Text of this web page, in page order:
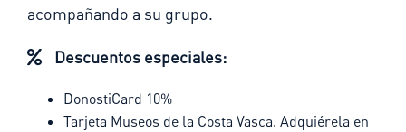
acompañando a su grupo.
Descuentos especiales:
DonostiCard 10%
Tarjeta Museos de la Costa Vasca. Adquiérela en